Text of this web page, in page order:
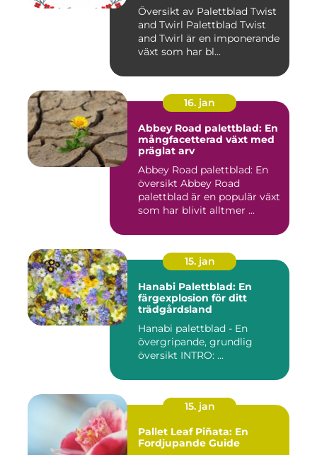
Översikt av Palettblad Twist
and Twirl Palettblad Twist
and Twirl är en imponerande
växt som har bl...
16. jan
Abbey Road palettblad: En
mångfacetterad växt med
präglat arv
Abbey Road palettblad: En
översikt Abbey Road
palettblad är en populär växt
som har blivit alltmer ...
15. jan
Hanabi Palettblad: En
färgexplosion för ditt
trädgårdsland
Hanabi palettblad - En
övergripande, grundlig
översikt INTRO: ...
15. jan
Pallet Leaf Piñata: En
Fordjupande Guide